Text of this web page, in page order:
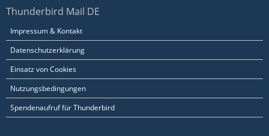
Thunderbird Mail DE
Impressum & Kontakt
Datenschutzerklärung
Einsatz von Cookies
Nutzungsbedingungen
Spendenaufruf für Thunderbird